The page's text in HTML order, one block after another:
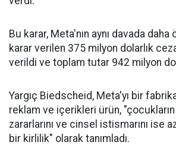
Bu karar, Meta'nın aynı davada
karar verilen 375 milyon dolarlık
verildi ve toplam tutar 942 milyon
Yargıç Biedscheid, Meta'yı bir
reklam ve içerikleri ürün,
zararlarını ve cinsel istismarını ise
bir kirlilik" olarak tanımladı.